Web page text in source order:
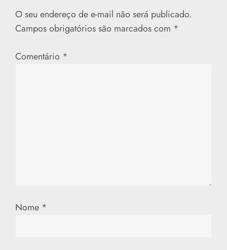
s
t
O seu endereço de e-mail não será publicado.
Campos obrigatórios são marcados com *
Comentário *
Nome *